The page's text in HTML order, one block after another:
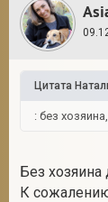
Цитата
: без
Без
К